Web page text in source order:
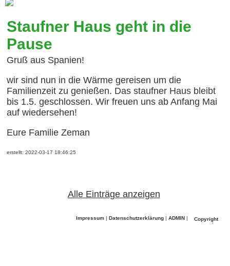
Staufner Haus geht in die
Pause
Gruß aus Spanien!
wir sind nun in die Wärme gereisen um die
Familienzeit zu genießen. Das staufner Haus bleibt
bis 1.5. geschlossen. Wir freuen uns ab Anfang Mai
auf wiedersehen!
Eure Familie Zeman
erstellt: 2022-03-17 18:46:25
Alle Einträge anzeigen
Impressum | Datenschutzerklärung | ADMIN |